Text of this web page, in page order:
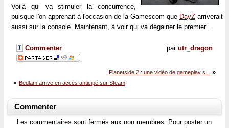
Voilà qui va stimuler la concurrence,
puisque l'on apprenait à l'occasion de la Gamescom que DayZ arriverait
aussi sur la console. Maintenant, à voir qui va dégainer le premier...
par utr_dragon
Commenter
Planetside 2 : une vidéo de gameplay s...
»
« Bedlam arrive en accès anticipé sur Steam
Commenter
Les commentaires sont fermés aux non membres. Pour poster un